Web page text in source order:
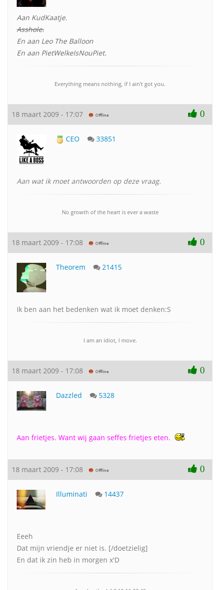
Aan KudKaatje.
Asshole.
En aan Leo The Balloon
En aan PietWelkeIsNouPiet.
Everything means nothing, if I ain't got you.
18 maart 2009 - 17:07 0
CEO 33851
Aan wat ik moet antwoorden op deze vraag.
No growth of the heart is ever a waste
18 maart 2009 - 17:08 0
Theorem 21415
Ik ben aan het bedenken wat ik moet denken:S
I am an idiot, I move.
18 maart 2009 - 17:08 0
Dazzled 5328
Aan frietjes. Want wij gaan seffes frietjes eten.
18 maart 2009 - 17:08 0
Illuminati 14437
Eeeh
Dat mijn vriendje er niet is. [/doetzielig]
En dat ik zin heb in morgen x'D